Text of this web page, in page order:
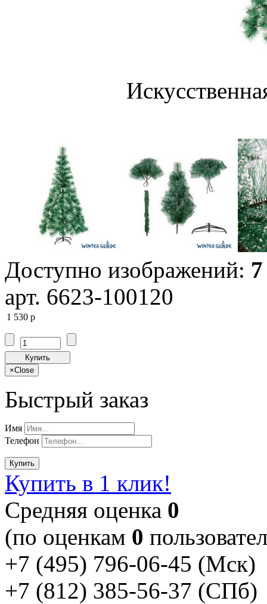
Доступно изображений: 7
арт. 6623-100120
1 530 p
Купить
×Close
Быстрый заказ
Имя
Телефон
Купить
Купить в 1 клик!
Cредняя оценка 0
(по оценкам 0
+7 (495) 796-06-45 (Мск)
+7 (812) 385-56-37 (СПб)